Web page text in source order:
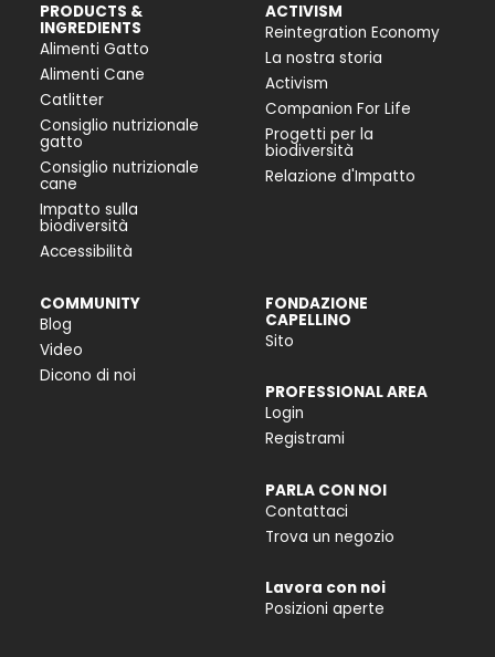
PRODUCTS &
INGREDIENTS
Alimenti Gatto
Alimenti Cane
Catlitter
Consiglio nutrizionale
gatto
Consiglio nutrizionale
cane
Impatto sulla
biodiversità
Accessibilità
ACTIVISM
Reintegration Economy
La nostra storia
Activism
Companion For Life
Progetti per la
biodiversità
Relazione d'Impatto
COMMUNITY
Blog
Video
Dicono di noi
FONDAZIONE
CAPELLINO
Sito
PROFESSIONAL AREA
Login
Registrami
PARLA CON NOI
Contattaci
Trova un negozio
Lavora con noi
Posizioni aperte